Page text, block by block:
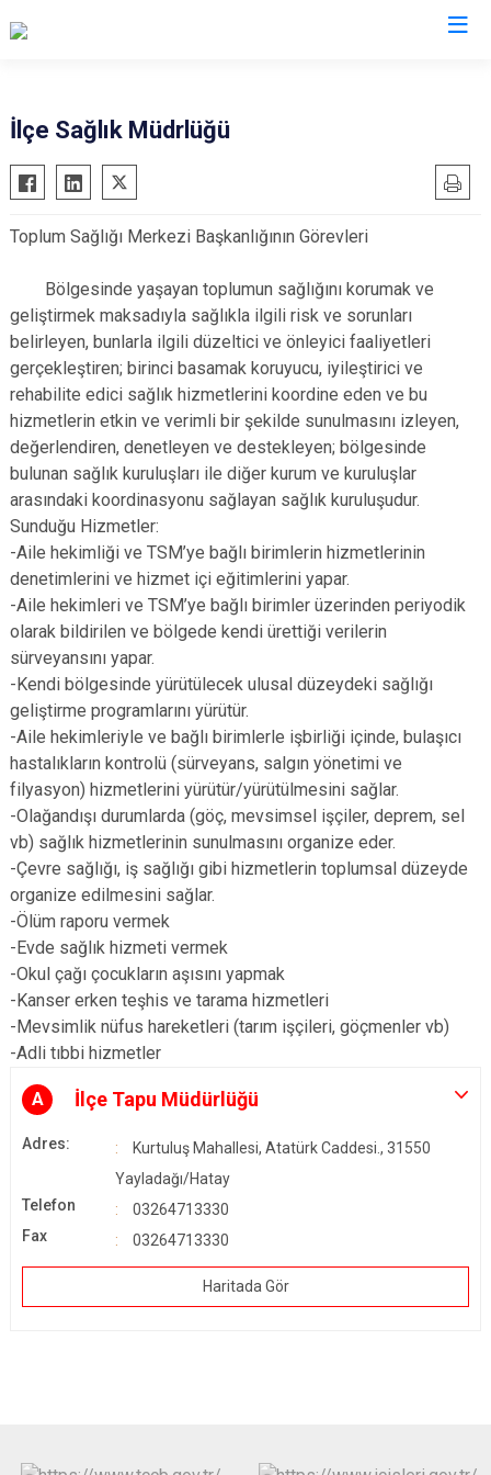
Altınözü
Belen
Dörtyol
Hassa
İskenderun
Kırıkhan
Kumlu
Yayladağı
Arsuz
Antakya
Defne
İlçe Sağlık Müdrlüğü
Toplum Sağlığı Merkezi Başkanlığının Görevleri
Bölgesinde yaşayan toplumun sağlığını korumak ve
geliştirmek maksadıyla sağlıkla ilgili risk ve sorunları
belirleyen, bunlarla ilgili düzeltici ve önleyici faaliyetleri
gerçekleştiren; birinci basamak koruyucu, iyileştirici ve
rehabilite edici sağlık hizmetlerini koordine eden ve bu
hizmetlerin etkin ve verimli bir şekilde sunulmasını izleyen,
değerlendiren, denetleyen ve destekleyen; bölgesinde
bulunan sağlık kuruluşları ile diğer kurum ve kuruluşlar
arasındaki koordinasyonu sağlayan sağlık kuruluşudur.
Sunduğu Hizmetler:
-Aile hekimliği ve TSM’ye bağlı birimlerin hizmetlerinin
denetimlerini ve hizmet içi eğitimlerini yapar.
-Aile hekimleri ve TSM’ye bağlı birimler üzerinden periyodik
olarak bildirilen ve bölgede kendi ürettiği verilerin
sürveyansını yapar.
-Kendi bölgesinde yürütülecek ulusal düzeydeki sağlığı
geliştirme programlarını yürütür.
-Aile hekimleriyle ve bağlı birimlerle işbirliği içinde, bulaşıcı
hastalıkların kontrolü (sürveyans, salgın yönetimi ve
filyasyon) hizmetlerini yürütür/yürütülmesini sağlar.
-Olağandışı durumlarda (göç, mevsimsel işçiler, deprem, sel
vb) sağlık hizmetlerinin sunulmasını organize eder.
-Çevre sağlığı, iş sağlığı gibi hizmetlerin toplumsal düzeyde
organize edilmesini sağlar.
-Ölüm raporu vermek
-Evde sağlık hizmeti vermek
-Okul çağı çocukların aşısını yapmak
-Kanser erken teşhis ve tarama hizmetleri
-Mevsimlik nüfus hareketleri (tarım işçileri, göçmenler vb)
-Adli tıbbi hizmetler
A İlçe Tapu Müdürlüğü
Adres:
Kurtuluş Mahallesi, Atatürk Caddesi., 31550
Yayladağı/Hatay
Telefon
03264713330
Fax
03264713330
Haritada Gör